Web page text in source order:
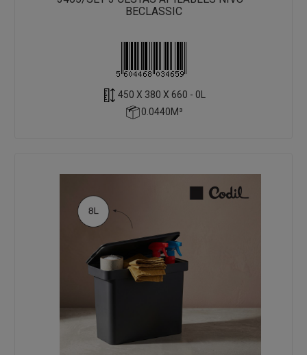
BECLASSIC
450 X 380 X 660 - 0L
0.0440M³